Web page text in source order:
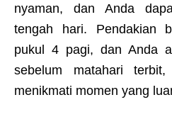
nyaman, dan Anda
tengah hari. Pendakian
pukul 4 pagi, dan Anda
sebelum matahari terbit,
menikmati momen yang